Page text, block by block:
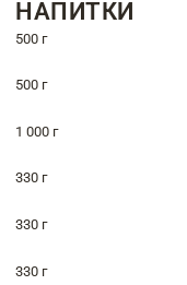
НАПИТКИ
500 г
500 г
1 000 г
330 г
330 г
330 г